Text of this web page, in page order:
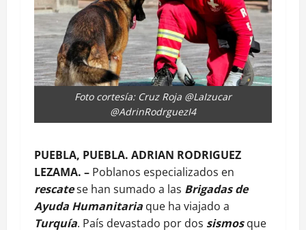
Foto cortesía: Cruz Roja @LaIzucar
@AdrinRodrguezI4
PUEBLA, PUEBLA. ADRIAN RODRIGUEZ
LEZAMA. – Poblanos especializados en
rescatese han sumado a las Brigadas de
Ayuda Humanitaria que ha viajado a
Turquía. País devastado por dos sismos que